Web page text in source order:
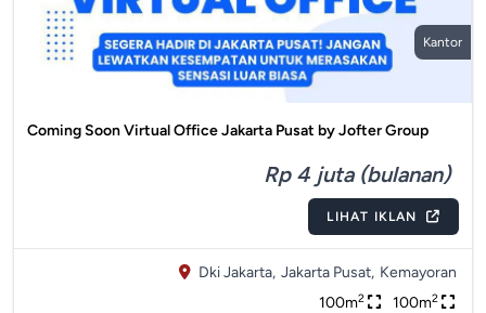
Kantor
Coming Soon Virtual Office Jakarta Pusat by Jofter Group
Rp 4 juta (bulanan)
LIHAT IKLAN
Dki Jakarta, Jakarta Pusat, Kemayoran
100m2 100m2